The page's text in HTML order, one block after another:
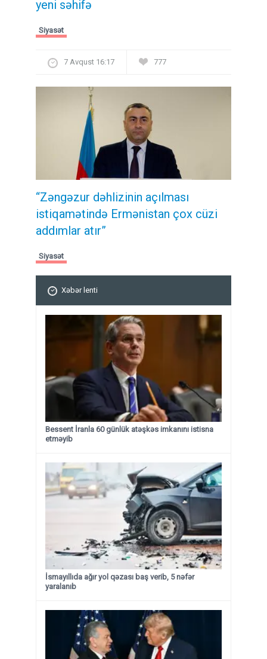
yeni səhifə
Siyasət
7 Avqust 16:17 777
“Zəngəzur dəhlizinin açılması
istiqamətində Ermənistan çox cüzi
addımlar atır”
Siyasət
Xəbər lenti
Bessent İranla 60 günlük atəşkəs imkanını istisna
etməyib
İsmayıllıda ağır yol qəzası baş verib, 5 nəfər
yaralanıb